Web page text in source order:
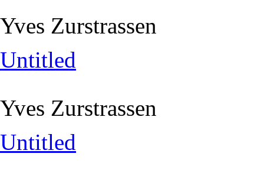
Yves Zurstrassen
Untitled
Yves Zurstrassen
Untitled